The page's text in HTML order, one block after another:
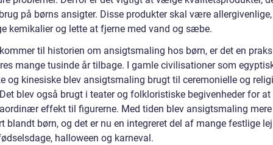
på børns ansigter. Disse produkter skal være
kemikalier og lette at fjerne med vand og sæbe.
til historien om ansigtsmaling hos børn, er det en
mange tusinde år tilbage. I gamle civilisationer som
og kinesiske blev ansigtsmaling brugt til ceremonielle og
blev også brugt i teater og folkloristiske begivenheder for
effekt til figurerne. Med tiden blev ansigtsmaling mere
blandt børn, og det er nu en integreret del af mange festlige
halloween og karneval.